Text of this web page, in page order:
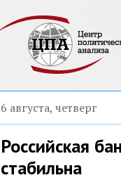
6 августа, четверг
Российская
стабильна